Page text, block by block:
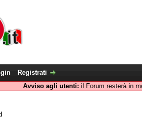
Registrati
Avviso agli utenti: il Forum resterà in